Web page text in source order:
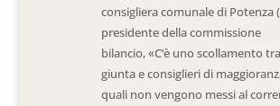
consigliera comunale di Potenza
presidente della commissione
bilancio, «C’è uno scollamento tra
giunta e consiglieri di
quali non vengono messi al